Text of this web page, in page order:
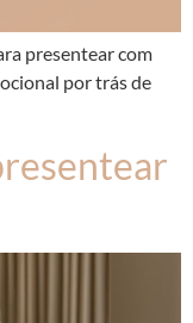
presentear com
por trás de